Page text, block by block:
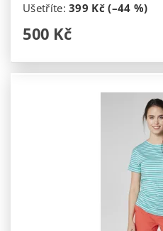
Ušetříte:399 Kč (–44 %)
500 Kč